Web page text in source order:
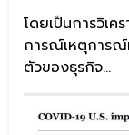
โดยเป็นการวิเค
การณ์เหตุการณ์
ตัวของธุรกิจ…